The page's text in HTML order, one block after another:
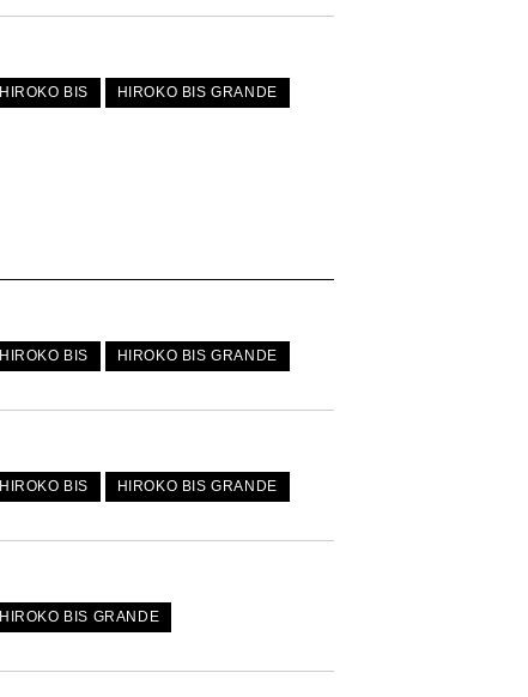
HIROKO BIS HIROKO BIS GRANDE
HIROKO BIS HIROKO BIS GRANDE
HIROKO BIS HIROKO BIS GRANDE
HIROKO BIS GRANDE